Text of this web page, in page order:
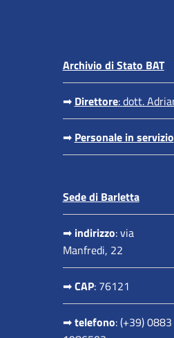
Archivio di Stato BAT
➡ Direttore:dott.
➡ Personale in servizio
Sede di Barletta
➡ indirizzo: via
Manfredi, 22
➡CAP: 76121
➡telefono: (+39) 0883